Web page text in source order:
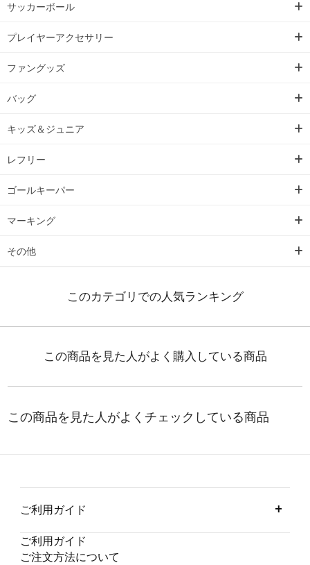
サッカーボール
プレイヤーアクセサリー
ファングッズ
バッグ
キッズ＆ジュニア
レフリー
ゴールキーパー
マーキング
その他
ご利用ガイド
ご利用ガイド
ご注文方法について